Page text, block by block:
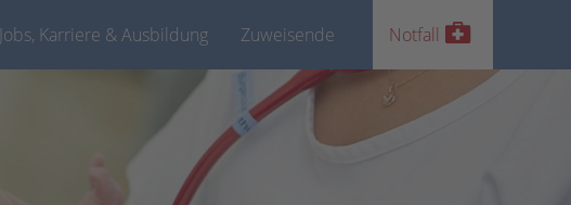
Jobs, Karriere & Ausbildung Zuweisende Notfall